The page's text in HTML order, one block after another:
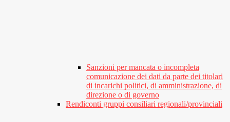
Sanzioni per mancata o incompleta
comunicazione dei dati da parte dei titolari
di incarichi politici, di amministrazione, di
direzione o di governo
Rendiconti gruppi consiliari regionali/provinciali